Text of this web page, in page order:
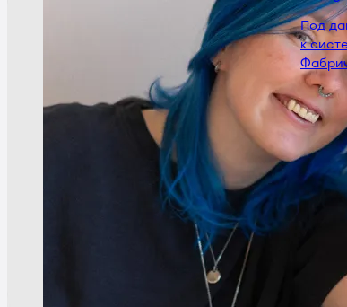
Под
к